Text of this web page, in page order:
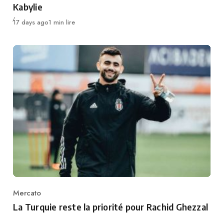
Kabylie
Publié
17 days ago1 min lire
Category
Mercato
La Turquie reste la priorité pour Rachid Ghezzal